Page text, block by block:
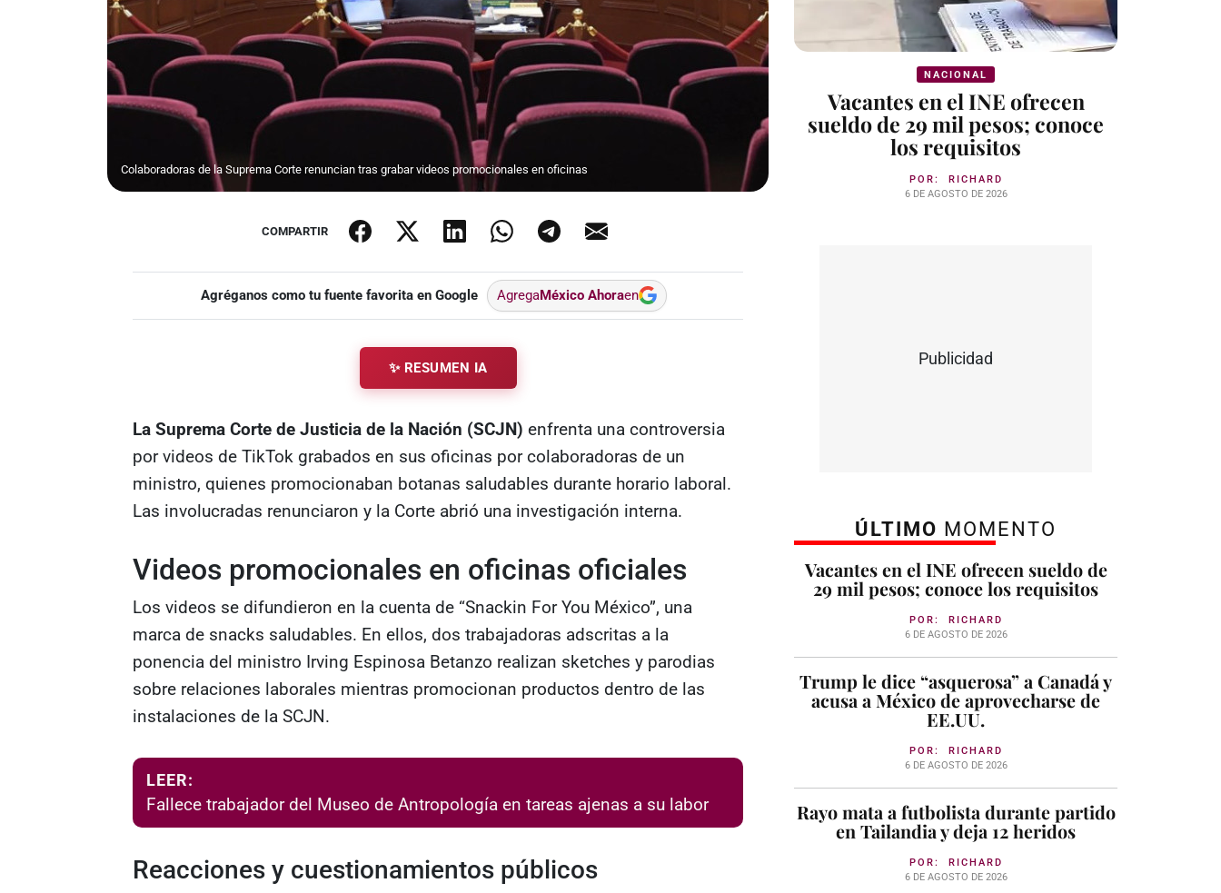
Colaboradoras de la Suprema Corte renuncian tras grabar videos promocionales en oficinas
COMPARTIR
Agréganos como tu fuente favorita en Google AgregaMéxico Ahoraen
✨ RESUMEN IA
La Suprema Corte de Justicia de la Nación (SCJN) enfrenta una controversia
por videos de TikTok grabados en sus oficinas por colaboradoras de un
ministro, quienes promocionaban botanas saludables durante horario laboral.
Las involucradas renunciaron y la Corte abrió una investigación interna.
Videos promocionales en oficinas oficiales
Los videos se difundieron en la cuenta de “Snackin For You México”, una
marca de snacks saludables. En ellos, dos trabajadoras adscritas a la
ponencia del ministro Irving Espinosa Betanzo realizan sketches y parodias
sobre relaciones laborales mientras promocionan productos dentro de las
instalaciones de la SCJN.
LEER:
Fallece trabajador del Museo de Antropología en tareas ajenas a su labor
Reacciones y cuestionamientos públicos
NACIONAL
Vacantes en el INE ofrecen
sueldo de 29 mil pesos; conoce
los requisitos
POR: RICHARD
6 DE AGOSTO DE 2026
Publicidad
ÚLTIMO MOMENTO
Vacantes en el INE ofrecen sueldo de
29 mil pesos; conoce los requisitos
POR: RICHARD
6 DE AGOSTO DE 2026
Trump le dice “asquerosa” a Canadá y
acusa a México de aprovecharse de
EE.UU.
POR: RICHARD
6 DE AGOSTO DE 2026
Rayo mata a futbolista durante partido
en Tailandia y deja 12 heridos
POR: RICHARD
6 DE AGOSTO DE 2026